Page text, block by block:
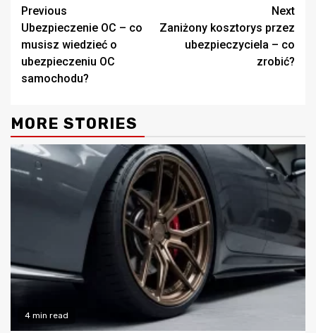
Continue
Reading
Previous
Ubezpieczenie OC – co
musisz wiedzieć o
ubezpieczeniu OC
samochodu?
Next
Zaniżony kosztorys przez
ubezpieczyciela – co
zrobić?
MORE STORIES
4 min read